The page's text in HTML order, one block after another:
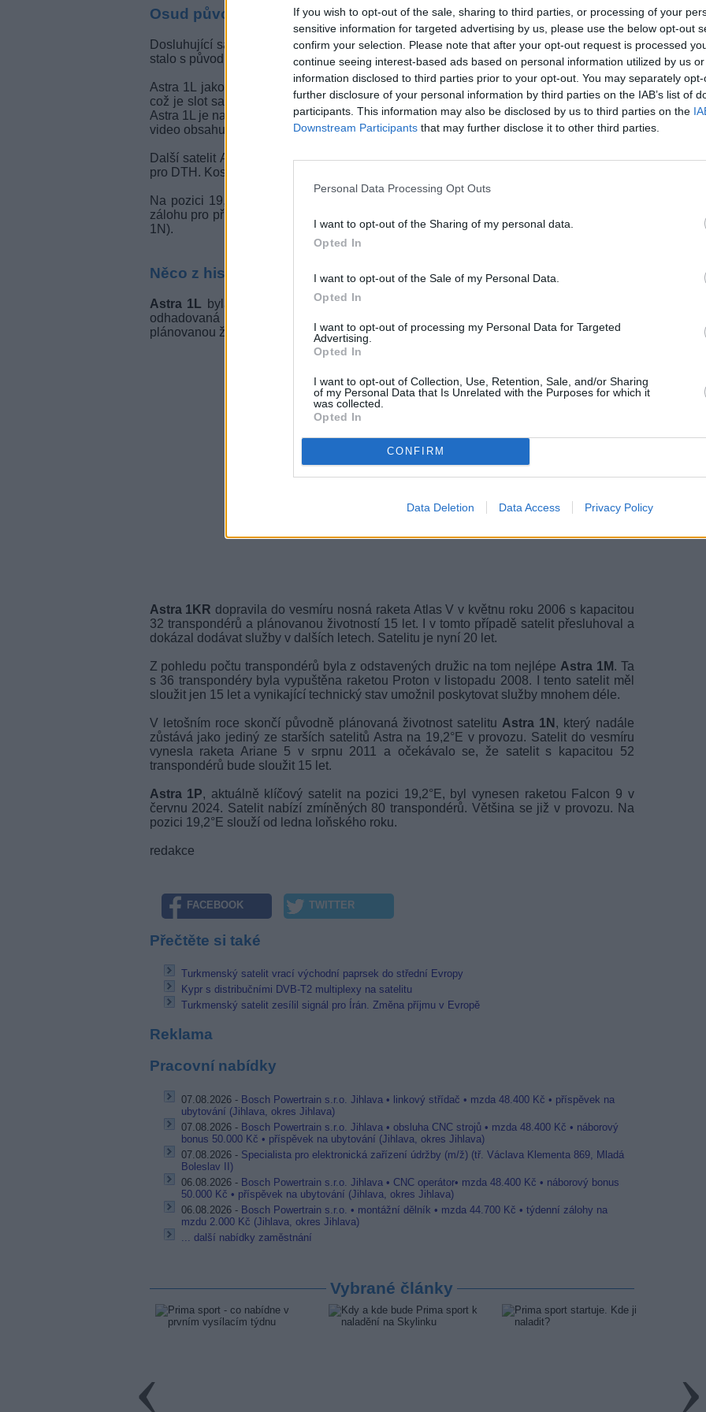
If you wish to opt-out of the sale, sharing to third parties, or processing of your
sensitive information for targeted advertising by us, please use the below opt-out
confirm your selection. Please note that after your opt-out request is processed
continue seeing interest-based ads based on personal information utilized by us
information disclosed to third parties prior to your opt-out. You may separately
further disclosure of your personal information by third parties on the IAB’s list of
participants. This information may also be disclosed by us to third parties on the
Downstream Participants that may further disclose it to other third parties.
Personal Data Processing Opt Outs
I want to opt-out of the Sharing of my personal data.
Opted In
I want to opt-out of the Sale of my Personal Data.
Opted In
I want to opt-out of processing my Personal Data for Targeted
Advertising.
Opted In
I want to opt-out of Collection, Use, Retention, Sale, and/or Sharing
of my Personal Data that Is Unrelated with the Purposes for which it
was collected.
Opted In
CONFIRM
Data Deletion Data Access Privacy Policy
Osud původních satelitů Astra na pozici 19,2°E
Dosluhující satelity Astra musely být vyřazeny a nahrazeny jinou kapacitou. Co se ale
stalo s původními družicemi?
Astra 1L jako první opustila pozici 19,2°E a dnes se nachází na nové pozici 24,5°W,
což je slot satelitního operátora Intelsat se kterým se společnost SES (Astra) sloučila.
Astra 1L je na konci své životnosti (inklinace kolem 1°) a dnes může poskytovat přenos
video obsahu či datové sítě.
Další satelit Astra 1KR zůstává na původní pozici 19,2°E. Nicméně jej nelze využívat
pro DTH. Kosmický aparát již driftuje (kolem 0,3°).
Na pozici 19,2°E se ještě nachází satelit Astra 1M, jenž může poskytnout potřebnou
zálohu pro případ nouze (v případě technických problémů na satelitu Astra 1P či Astra
1N).
Něco z historie...
Astra 1L byla vynesena v květnu 2007 s kapacitou 29 transpondérů. Původně byla
odhadovaná životnost satelitu 15 let. Satelit poskytoval spolehlivě služby i nad
plánovanou životnost.
Astra 1KR dopravila do vesmíru nosná raketa Atlas V v květnu roku 2006 s kapacitou
32 transpondérů a plánovanou životností 15 let. I v tomto případě satelit přesluhoval a
dokázal dodávat služby v dalších letech. Satelitu je nyní 20 let.
Z pohledu počtu transpondérů byla z odstavených družic na tom nejlépe Astra 1M . Ta
s 36 transpondéry byla vypuštěna raketou Proton v listopadu 2008. I tento satelit měl
sloužit jen 15 let a vynikající technický stav umožnil poskytovat služby mnohem déle.
V letošním roce skončí původně plánovaná životnost satelitu Astra 1N , který nadále
zůstává jako jediný ze starších satelitů Astra na 19,2°E v provozu. Satelit do vesmíru
vynesla raketa Ariane 5 v srpnu 2011 a očekávalo se, že satelit s kapacitou 52
transpondérů bude sloužit 15 let.
Astra 1P, aktuálně klíčový satelit na pozici 19,2°E, byl vynesen raketou Falcon 9 v
červnu 2024. Satelit nabízí zmíněných 80 transpondérů. Většina se již v provozu. Na
pozici 19,2°E slouží od ledna loňského roku.
redakce
FACEBOOK TWITTER
Přečtěte si také
Turkmenský satelit vrací východní paprsek do střední Evropy
Kypr s distribučními DVB-T2 multiplexy na satelitu
Turkmenský satelit zesílil signál pro Írán. Změna příjmu v Evropě
Reklama
Pracovní nabídky
07.08.2026 - Bosch Powertrain s.r.o. Jihlava • linkový střídač • mzda 48.400 Kč • příspěvek na
ubytování (Jihlava, okres Jihlava)
07.08.2026 - Bosch Powertrain s.r.o. Jihlava • obsluha CNC strojů • mzda 48.400 Kč • náborový
bonus 50.000 Kč • příspěvek na ubytování (Jihlava, okres Jihlava)
07.08.2026 - Specialista pro elektronická zařízení údržby (m/ž) (tř. Václava Klementa 869, Mladá
Boleslav II)
06.08.2026 - Bosch Powertrain s.r.o. Jihlava • CNC operátor• mzda 48.400 Kč • náborový bonus
50.000 Kč • příspěvek na ubytování (Jihlava, okres Jihlava)
06.08.2026 - Bosch Powertrain s.r.o. • montážní dělník • mzda 44.700 Kč • týdenní zálohy na
mzdu 2.000 Kč (Jihlava, okres Jihlava)
... další nabídky zaměstnání
Vybrané články